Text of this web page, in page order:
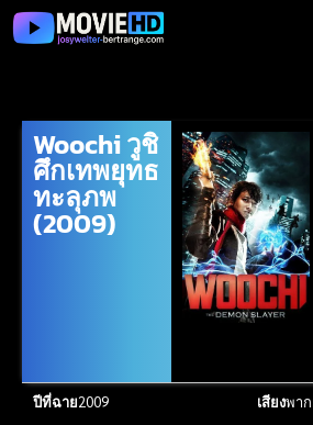
Woochi วูชิ
ศึกเทพยุทธ
ทะลุภพ
(2009)
ปีที่ฉาย2009 เสียงพา